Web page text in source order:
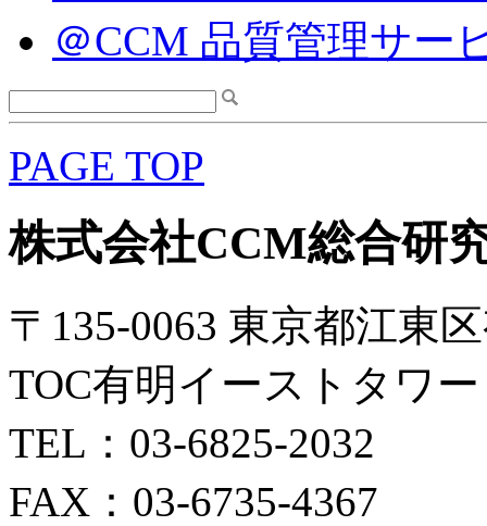
＠CCM 品質管理サー
PAGE TOP
株式会社CCM総合研
〒135-0063 東京都江東
TOC有明イーストタワ
TEL：03-6825-2032
FAX：03-6735-4367